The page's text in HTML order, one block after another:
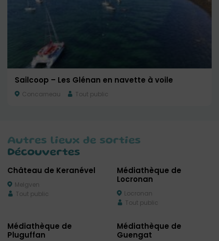
Sailcoop – Les Glénan en navette à voile
Concarneau Tout public
Autres lieux de sorties
Découvertes
Château de Keranével
Melgven
Tout public
Médiathèque de
Locronan
Locronan
Tout public
Médiathèque de
Pluguffan
Médiathèque de
Guengat